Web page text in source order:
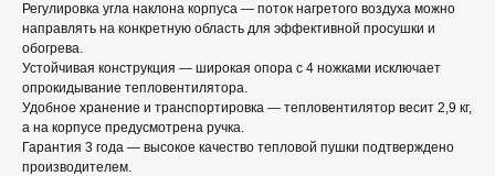
Регулировка угла наклона корпуса — поток нагретого воздуха можно
направлять на конкретную область для эффективной просушки и
обогрева.
Устойчивая конструкция — широкая опора с 4 ножками исключает
опрокидывание тепловентилятора.
Удобное хранение и транспортировка — тепловентилятор весит 2,9 кг,
а на корпусе предусмотрена ручка.
Гарантия 3 года — высокое качество тепловой пушки подтверждено
производителем.